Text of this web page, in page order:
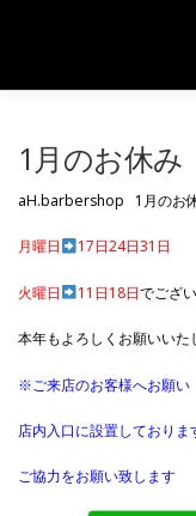
1月のお休み
aH.barbershop 1月のお
月曜日 17日24日31日
火曜日 11日18日でござ
本年もよろしくお願いいた
※ご来店のお客様へお願い
店内入口に設置しており
ご協力をお願い致します